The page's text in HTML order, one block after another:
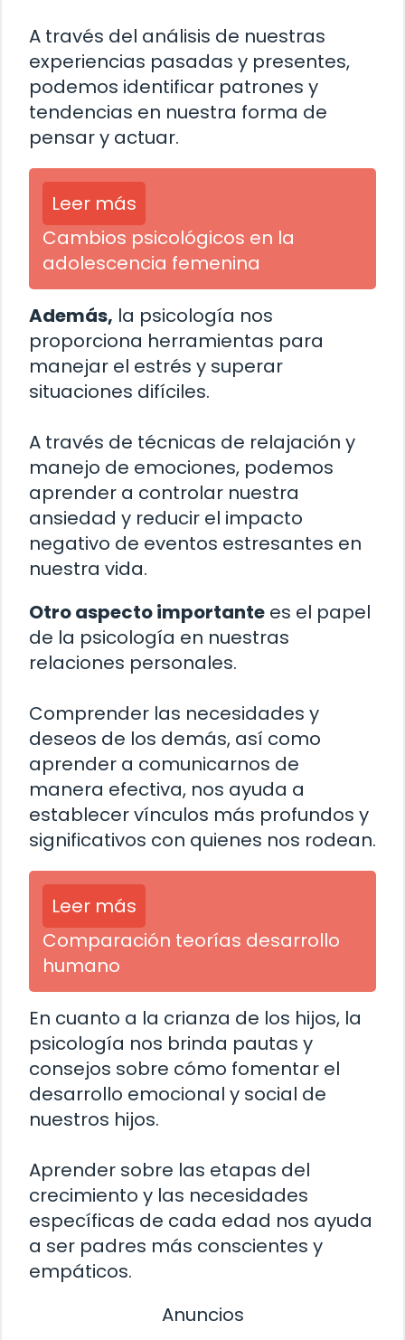
A través del análisis de nuestras
experiencias pasadas y presentes,
podemos identificar patrones y
tendencias en nuestra forma de
pensar y actuar.
Leer más
Cambios psicológicos en la
adolescencia femenina
Además, la psicología nos
proporciona herramientas para
manejar el estrés y superar
situaciones difíciles.
A través de técnicas de relajación y
manejo de emociones, podemos
aprender a controlar nuestra
ansiedad y reducir el impacto
negativo de eventos estresantes en
nuestra vida.
Otro aspecto importante es el papel
de la psicología en nuestras
relaciones personales.
Comprender las necesidades y
deseos de los demás, así como
aprender a comunicarnos de
manera efectiva, nos ayuda a
establecer vínculos más profundos y
significativos con quienes nos rodean.
Leer más
Comparación teorías desarrollo
humano
En cuanto a la crianza de los hijos, la
psicología nos brinda pautas y
consejos sobre cómo fomentar el
desarrollo emocional y social de
nuestros hijos.
Aprender sobre las etapas del
crecimiento y las necesidades
específicas de cada edad nos ayuda
a ser padres más conscientes y
empáticos.
Anuncios